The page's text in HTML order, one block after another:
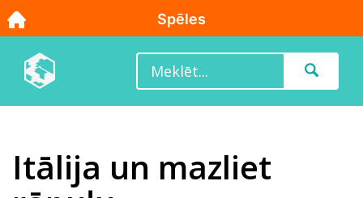
Itālija un mazliet